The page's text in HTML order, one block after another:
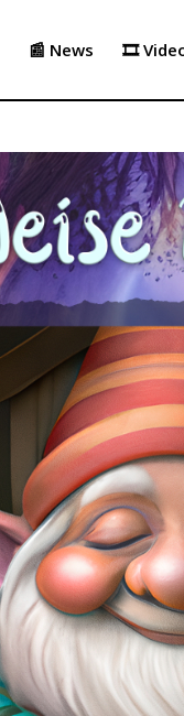
📰 News 🎞️